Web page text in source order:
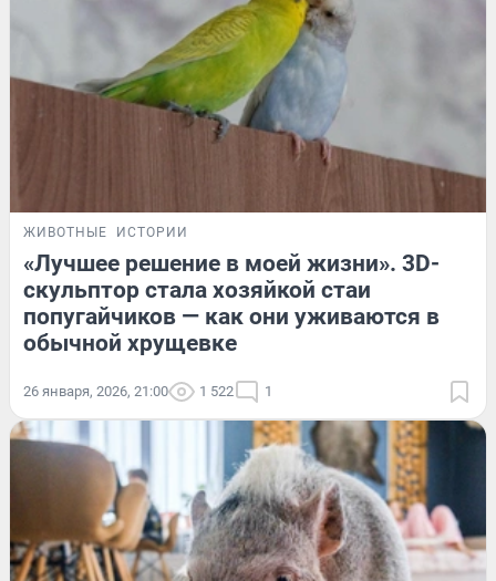
ЖИВОТНЫЕ ИСТОРИИ
«Лучшее решение в моей жизни». 3D-
скульптор стала хозяйкой стаи
попугайчиков — как они уживаются в
обычной хрущевке
26 января, 2026, 21:00 1 522 1